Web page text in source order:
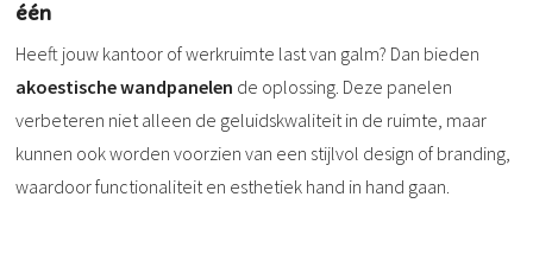
één
Heeft jouw kantoor of werkruimte last van galm? Dan bieden
akoestische wandpanelen de oplossing. Deze panelen
verbeteren niet alleen de geluidskwaliteit in de ruimte, maar
kunnen ook worden voorzien van een stijlvol design of branding,
waardoor functionaliteit en esthetiek hand in hand gaan.